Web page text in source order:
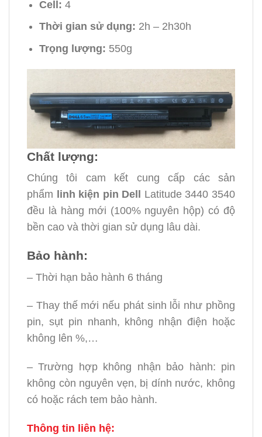
Cell: 4
Thời gian sử dụng: 2h – 2h30h
Trọng lượng: 550g
Chất lượng:
Chúng tôi cam kết cung cấp các sản
phẩm
linh kiện pin Dell
Latitude 3440 3540
đều là hàng mới (100% nguyên hộp) có độ
bền cao và thời gian sử dụng lâu dài.
Bảo hành:
– Thời hạn bảo hành 6 tháng
– Thay thế mới nếu phát sinh lỗi như phồng
pin, sụt pin nhanh, không nhận điện hoặc
không lên %,…
– Trường hợp không nhận bảo hành: pin
không còn nguyên vẹn, bị dính nước, không
có hoặc rách tem bảo hành.
Thông tin liên hệ: